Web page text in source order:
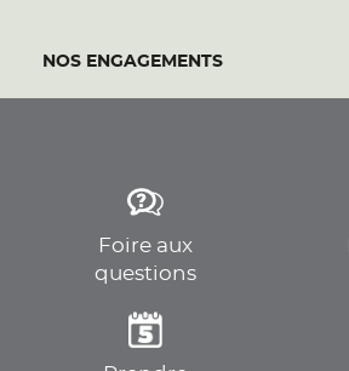
NOS ENGAGEMENTS
Foire aux
questions